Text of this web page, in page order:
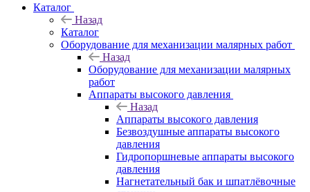
Каталог
Назад
Каталог
Оборудование для механизации малярных работ
Назад
Оборудование для механизации малярных
работ
Аппараты высокого давления
Назад
Аппараты высокого давления
Безвоздушные аппараты высокого
давления
Гидропоршневые аппараты высокого
давления
Нагнетательный бак и шпатлёвочные